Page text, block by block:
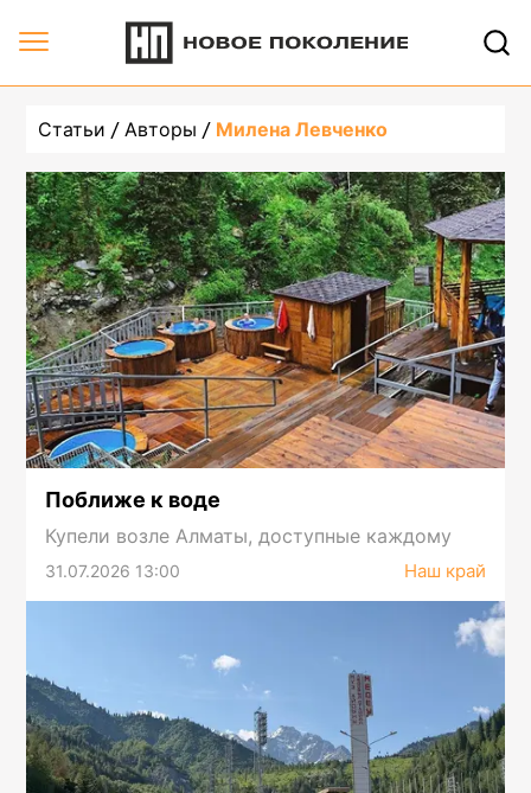
Статьи Авторы Милена Левченко
Поближе к воде
Купели возле Алматы, доступные каждому
31.07.2026 13:00 Наш край